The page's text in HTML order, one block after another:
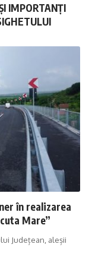
IMPORTANȚI
în realizarea
Mare”
Județean, aleșii